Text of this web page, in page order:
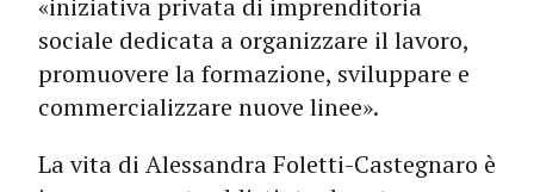
«iniziativa privata di imprenditoria
sociale dedicata a organizzare il lavoro,
promuovere la formazione, sviluppare e
commercializzare nuove linee».
La vita di Alessandra Foletti-Castegnaro è